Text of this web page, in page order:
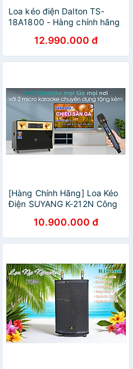
Loa kéo điện Dalton TS-
18A1800 - Hàng chính hãng
12.990.000 đ
[Hàng Chính Hãng] Loa Kéo
Điện SUYANG K-212N Công
10.900.000 đ